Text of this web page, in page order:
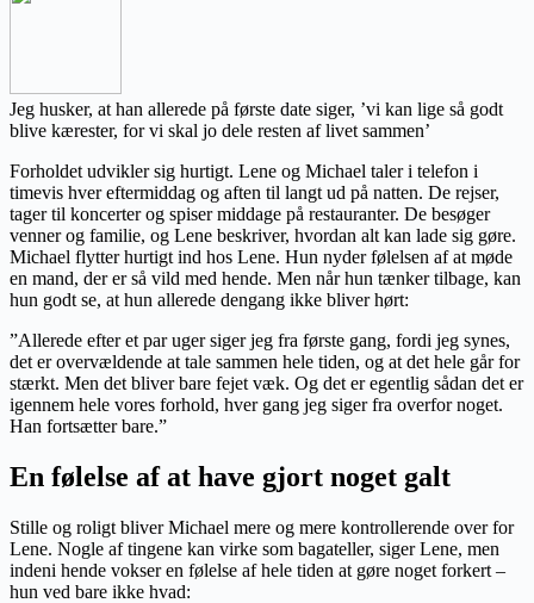
Jeg husker, at han allerede på første date siger, ’vi kan lige så godt
blive kærester, for vi skal jo dele resten af livet sammen’
Forholdet udvikler sig hurtigt. Lene og Michael taler i telefon i
timevis hver eftermiddag og aften til langt ud på natten. De rejser,
tager til koncerter og spiser middage på restauranter. De besøger
venner og familie, og Lene beskriver, hvordan alt kan lade sig gøre.
Michael flytter hurtigt ind hos Lene. Hun nyder følelsen af at møde
en mand, der er så vild med hende. Men når hun tænker tilbage, kan
hun godt se, at hun allerede dengang ikke bliver hørt:
”Allerede efter et par uger siger jeg fra første gang, fordi jeg synes,
det er overvældende at tale sammen hele tiden, og at det hele går for
stærkt. Men det bliver bare fejet væk. Og det er egentlig sådan det er
igennem hele vores forhold, hver gang jeg siger fra overfor noget.
Han fortsætter bare.”
En følelse af at have gjort noget galt
Stille og roligt bliver Michael mere og mere kontrollerende over for
Lene. Nogle af tingene kan virke som bagateller, siger Lene, men
indeni hende vokser en følelse af hele tiden at gøre noget forkert –
hun ved bare ikke hvad: